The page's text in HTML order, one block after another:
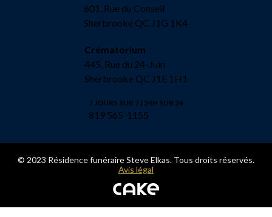
601, Rue du Conseil
Sherbrooke QC J1G 1K4
Crématorium
445, Rue du 24-Juin
Sherbrooke QC J1E 1H1
7 JOURS SUR 7 | 24H SUR 24
819 565-1155
© 2023 Résidence funéraire Steve Elkas. Tous droits réservés.
Avis légal